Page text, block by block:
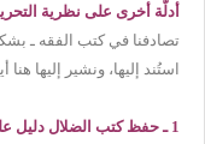
أدلّة أخرى على نظرية
تصادفنا في كتب الفقه ـ
استُند إليها، ونشير إليها هنا
1 ـ حفظ كتب الضلال دليل على الرضا بمحتوياتها